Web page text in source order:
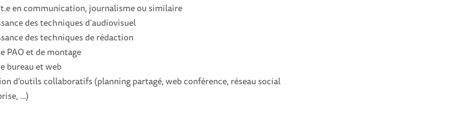
en communication, journalisme ou similaire
des techniques d’audiovisuel
des techniques de rédaction
PAO et de montage
bureau et web
d'outils collaboratifs (planning partagé, web conférence, réseau social
...)